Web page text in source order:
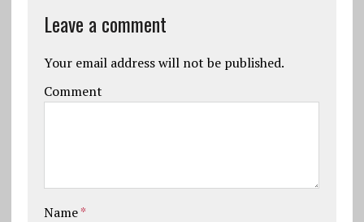
Leave a comment
Your email address will not be published.
Comment
Name*